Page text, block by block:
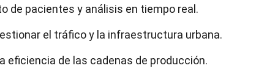
de pacientes y análisis en tiempo real.
el tráfico y la infraestructura urbana.
eficiencia de las cadenas de producción.